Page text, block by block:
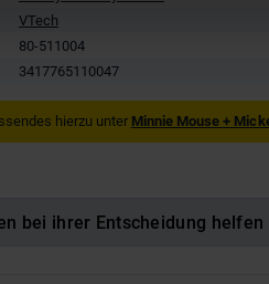
VTech
80-511004
3417765110047
hierzu unter Minnie Mouse +
bei ihrer Entscheidung helfen